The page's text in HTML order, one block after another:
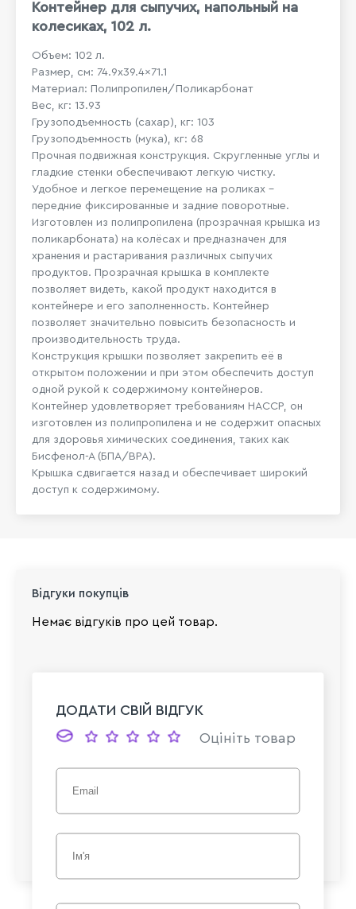
Контейнер для сыпучих, напольный на
колесиках, 102 л.
Объем: 102 л.
Размер, см: 74.9x39.4x71.1
Материал: Полипропилен/Поликарбонат
Вес, кг: 13.93
Грузоподъемность (сахар), кг: 103
Грузоподъемность (мука), кг: 68
Прочная подвижная конструкция. Скругленные углы и
гладкие стенки обеспечивают легкую чистку.
Удобное и легкое перемещение на роликах -
передние фиксированные и задние поворотные.
Изготовлен из полипропилена (прозрачная крышка из
поликарбоната) на колёсах и предназначен для
хранения и растаривания различных сыпучих
продуктов. Прозрачная крышка в комплекте
позволяет видеть, какой продукт находится в
контейнере и его заполненность. Контейнер
позволяет значительно повысить безопасность и
производительность труда.
Конструкция крышки позволяет закрепить её в
открытом положении и при этом обеспечить доступ
одной рукой к содержимому контейнеров.
Контейнер удовлетворяет требованиям HACCP, он
изготовлен из полипропилена и не содержит опасных
для здоровья химических соединения, таких как
Бисфенол-А (БПА/BPA).
Крышка сдвигается назад и обеспечивает широкий
доступ к содержимому.
Відгуки покупців
Немає відгуків про цей товар.
ДОДАТИ СВІЙ ВІДГУК
Оцініть товар